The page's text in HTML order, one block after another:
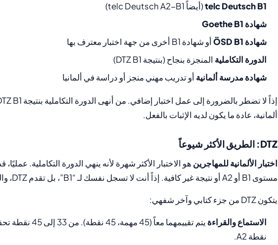
telc Deutsch B1(أيضاً telc Deutsch A2-B1)
شهادة Goethe B1
شهادة ÖSD B1
أو شهادة B1 أخرى من جهة اختبار معترف بها
الدورة التكاملية المنجزة بنجاح (بنتيجة DTZ B1)
شهادة مدرسة ألمانية أو تدريب مهني منجز أو دراسة في ألمانيا
ألمانية، عادة ما يكون لديه الإثبات بالفعل.
DTZ: الطريق الأكثر شيوعاً
اختبار الألمانية للمهاجرين
مستوى B1 أو A2 أو نتيجة غير كافية. إذاً أنت لا تسجل نفسك لـ “B1”، بل تقدم DTZ، والنتيجة تُظهر مستواك.
يتكون DTZ من جزء كتابي وآخر شفهي:
الاستماع والقراءة
نقطة A2.